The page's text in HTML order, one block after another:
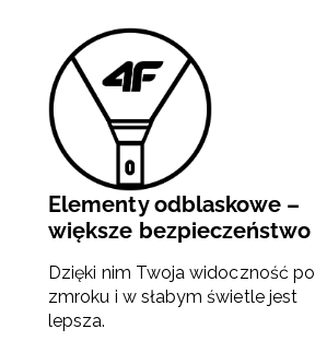
Elementy odblaskowe –
większe bezpieczeństwo
Dzięki nim Twoja widoczność po
zmroku i w słabym świetle jest
lepsza.